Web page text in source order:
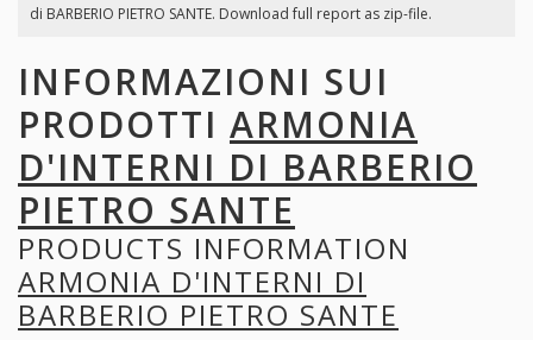
di BARBERIO PIETRO SANTE. Download full report as zip-file.
INFORMAZIONI SUI
PRODOTTI ARMONIA
D'INTERNI DI BARBERIO
PIETRO SANTE
PRODUCTS INFORMATION
ARMONIA D'INTERNI DI
BARBERIO PIETRO SANTE